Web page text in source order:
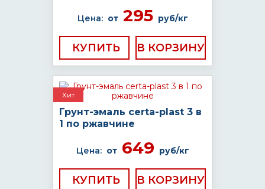
Цена: от295 руб/кг
КУПИТЬ
Хит
Грунт-эмаль certa-plast 3 в
1 по ржавчине
Цена: от649 руб/кг
КУПИТЬ